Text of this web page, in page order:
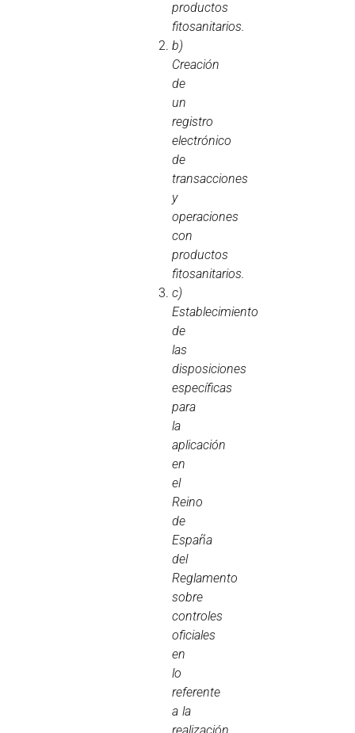
productos
fitosanitarios.
b)
Creación
de
un
registro
electrónico
de
transacciones
y
operaciones
con
productos
fitosanitarios.
c)
Establecimiento
de
las
disposiciones
específicas
para
la
aplicación
en
el
Reino
de
España
del
Reglamento
sobre
controles
oficiales
en
lo
referente
a la